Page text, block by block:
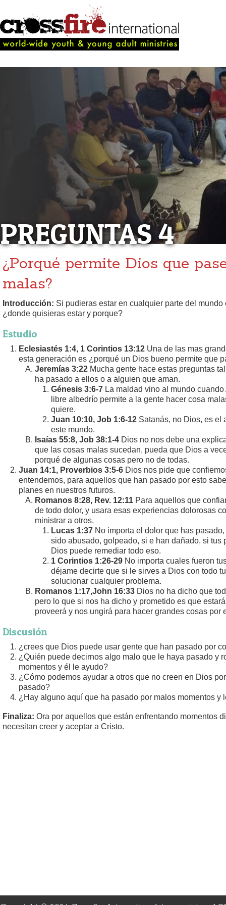
PREGUNTAS 4
¿Porqué permite Dios que
malas?
Introducción: Si pudieras estar en cualquier parte del mundo
¿donde quisieras estar y porque?
Estudio
Eclesiastés 1:4, 1 Corintios 13:12 Una de las mas
esta generación es ¿porqué un Dios bueno permite que
Jeremías 3:22 Mucha gente hace estas preguntas
ha pasado a ellos o a alguien que aman.
Génesis 3:6-7 La maldad vino al mundo
libre albedrío permite a la gente hacer cosa
quiere.
Juan 10:10, Job 1:6-12 Satanás, no Dios, es el
este mundo.
Isaías 55:8, Job 38:1-4 Dios no nos debe una
que las cosas malas sucedan, pueda que Dios a
porqué de algunas cosas pero no de todas.
Juan 14:1, Proverbios 3:5-6 Dios nos pide que
entendemos, para aquellos que han pasado por esto
planes en nuestros futuros.
Romanos 8:28, Rev. 12:11 Para aquellos que
de todo dolor, y usara esas experiencias dolorosas
ministrar a otros.
Lucas 1:37 No importa el dolor que has
sido abusado, golpeado, si e han dañado, si
Dios puede remediar todo eso.
1 Corintios 1:26-29 No importa cuales fueron
déjame decirte que si le sirves a Dios con todo
solucionar cualquier problema.
Romanos 1:17,John 16:33 Dios no ha dicho que
pero lo que si nos ha dicho y prometido es que
proveerá y nos ungirá para hacer grandes cosas por
Discusión
¿crees que Dios puede usar gente que han pasado por
¿Quién puede decirnos algo malo que le haya pasado y
momentos y él le ayudo?
¿Cómo podemos ayudar a otros que no creen en Dios
pasado?
¿Hay alguno aquí que ha pasado por malos momentos y
Finaliza: Ora por aquellos que están enfrentando momentos
necesitan creer y aceptar a Cristo.